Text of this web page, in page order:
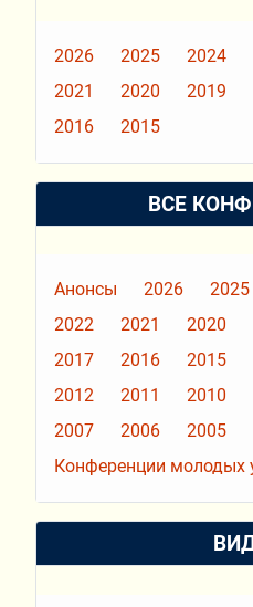
2026 2025 2024
2021
2020 2019
2016
2015
ВСЕ
Анонсы 2026 2025
2022
2021 2020
2017
2016 2015
2012
2011 2010
2007
2006 2005
Конференции молодых